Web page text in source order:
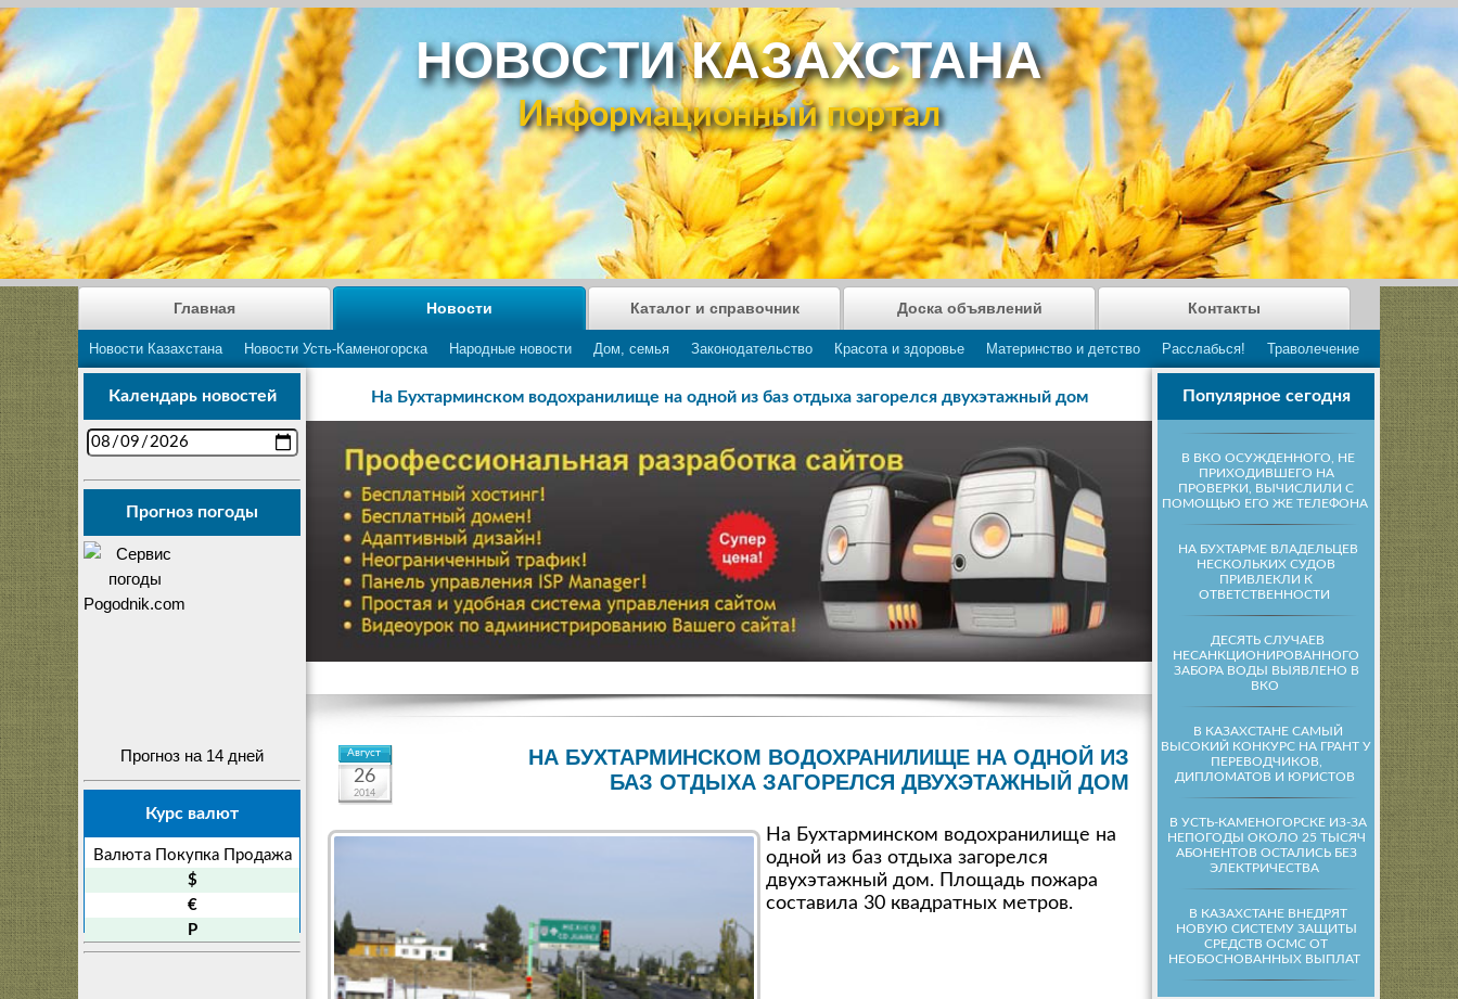
НОВОСТИ КАЗАХСТАНА
Информационный портал
Главная Новости
Новости Казахстана Новости Усть-Каменогорска Народные новости Дом, семья Законодательство Красота и здоровье Материнство и детство Расслабься! Траволечение
Каталог и справочник Доска объявлений Контакты
Популярное сегодня
В ВКО ОСУЖДЕННОГО, НЕ
ПРИХОДИВШЕГО НА
ПРОВЕРКИ, ВЫЧИСЛИЛИ С
ПОМОЩЬЮ ЕГО ЖЕ ТЕЛЕФОНА
НА БУХТАРМЕ ВЛАДЕЛЬЦЕВ
НЕСКОЛЬКИХ СУДОВ
ПРИВЛЕКЛИ К
ОТВЕТСТВЕННОСТИ
ДЕСЯТЬ СЛУЧАЕВ
НЕСАНКЦИОНИРОВАННОГО
ЗАБОРА ВОДЫ ВЫЯВЛЕНО В
ВКО
В КАЗАХСТАНЕ САМЫЙ
ВЫСОКИЙ КОНКУРС НА ГРАНТ У
ПЕРЕВОДЧИКОВ,
ДИПЛОМАТОВ И ЮРИСТОВ
В УСТЬ-КАМЕНОГОРСКЕ ИЗ-ЗА
НЕПОГОДЫ ОКОЛО 25 ТЫСЯЧ
АБОНЕНТОВ ОСТАЛИСЬ БЕЗ
ЭЛЕКТРИЧЕСТВА
В КАЗАХСТАНЕ ВНЕДРЯТ
НОВУЮ СИСТЕМУ ЗАЩИТЫ
СРЕДСТВ ОСМС ОТ
НЕОБОСНОВАННЫХ ВЫПЛАТ
Календарь новостей
Прогноз погоды
Прогноз на 14 дней
Курс валют
Валюта Покупка
Продажа
$
€
P
На Бухтарминском водохранилище на одной из баз отдыха загорелся двухэтажный дом
Август
26
2014
НА БУХТАРМИНСКОМ ВОДОХРАНИЛИЩЕ НА ОДНОЙ ИЗ
БАЗ ОТДЫХА ЗАГОРЕЛСЯ ДВУХЭТАЖНЫЙ ДОМ
На Бухтарминском водохранилище на
одной из баз отдыха загорелся
двухэтажный дом. Площадь пожара
составила 30 квадратных метров.